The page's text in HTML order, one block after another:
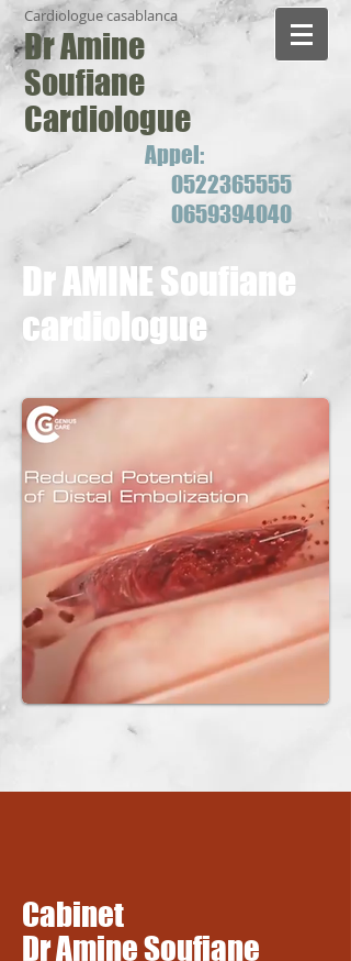
Cardiologue casablanca
Dr Amine
Soufiane
Cardiologue
Appel:
0522365555
0659394040
Dr AMINE Soufiane
cardiologue
Cabinet
Dr Amine Soufiane